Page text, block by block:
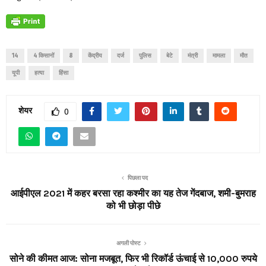
14 4 किसानों 8 केंद्रीय दर्ज पुलिस बेटे मंत्री मामला मौत
यूपी हत्या हिंसा
शेयर 0
पिछला पद
आईपीएल 2021 में कहर बरसा रहा कश्मीर का यह तेज गेंदबाज, शमी-बुमराह
को भी छोड़ा पीछे
अगली पोस्ट
सोने की कीमत आज: सोना मजबूत, फिर भी रिकॉर्ड ऊंचाई से 10,000 रुपये